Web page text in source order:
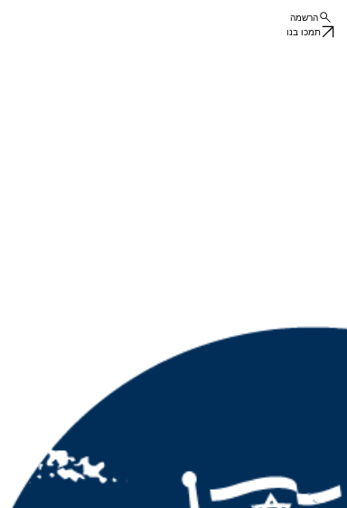
הרשמה
תמכו בנו